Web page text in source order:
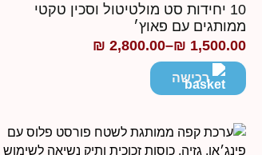
10 יחידות סט מולטיטול וסכין טקטי
ממותגים עם פאוץ׳
₪ 1,500.00
–
₪ 2,800.00
טווח
מחירים:רכישה